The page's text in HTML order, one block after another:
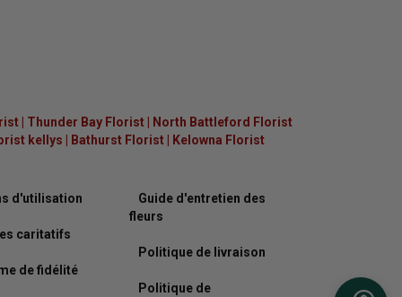
Thunder Bay Florist
North Battleford Florist
kellys Bathurst Florist|
Kelowna Florist
d'utilisation
caritatifs
de fidélité
Guide d'entretien des
fleurs
Politique de livraison
Politique de